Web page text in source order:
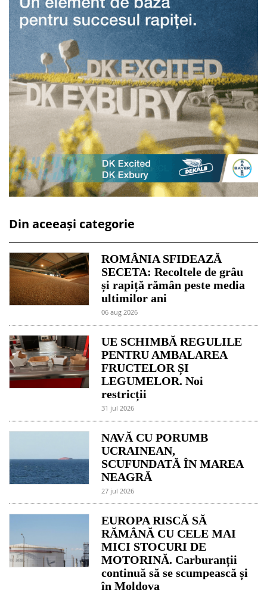
Din aceeași categorie
ROMÂNIA SFIDEAZĂ
SECETA: Recoltele de grâu
și rapiță rămân peste media
ultimilor ani
06 aug 2026
UE SCHIMBĂ REGULILE
PENTRU AMBALAREA
FRUCTELOR ȘI
LEGUMELOR. Noi
restricții
31 jul 2026
NAVĂ CU PORUMB
UCRAINEAN,
SCUFUNDATĂ ÎN MAREA
NEAGRĂ
27 jul 2026
EUROPA RISCĂ SĂ
RĂMÂNĂ CU CELE MAI
MICI STOCURI DE
MOTORINĂ. Carburanții
continuă să se scumpească și
în Moldova